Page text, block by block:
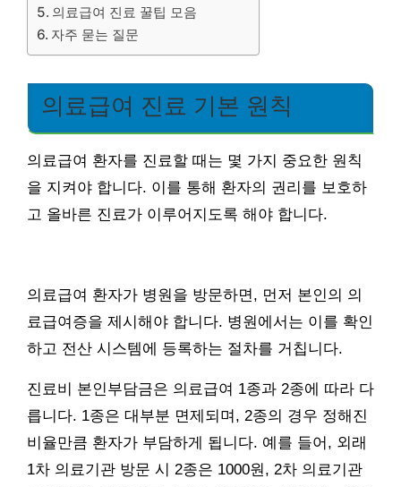
의료급여 진료 꿀팁 모음
자주 묻는 질문
의료급여 진료 기본 원칙
의료급여 환자를 진료할 때는 몇 가지 중요한 원칙
을 지켜야 합니다. 이를 통해 환자의 권리를 보호하
고 올바른 진료가 이루어지도록 해야 합니다.
의료급여 환자가 병원을 방문하면, 먼저 본인의 의
료급여증을 제시해야 합니다. 병원에서는 이를 확인
하고 전산 시스템에 등록하는 절차를 거칩니다.
진료비 본인부담금은 의료급여 1종과 2종에 따라 다
릅니다. 1종은 대부분 면제되며, 2종의 경우 정해진
비율만큼 환자가 부담하게 됩니다. 예를 들어, 외래
1차 의료기관 방문 시 2종은 1000원, 2차 의료기관